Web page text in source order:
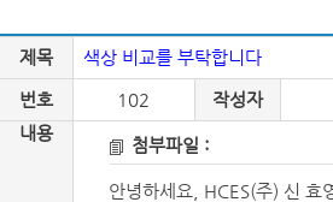
제목 색상 비교를 부탁합니다
번호 102 작성자
내용
첨부파일 :
안녕하세요, HCES(주) 신 효